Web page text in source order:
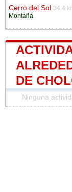
Cerro del Sol
34.4
Montaña
DE
Ninguna